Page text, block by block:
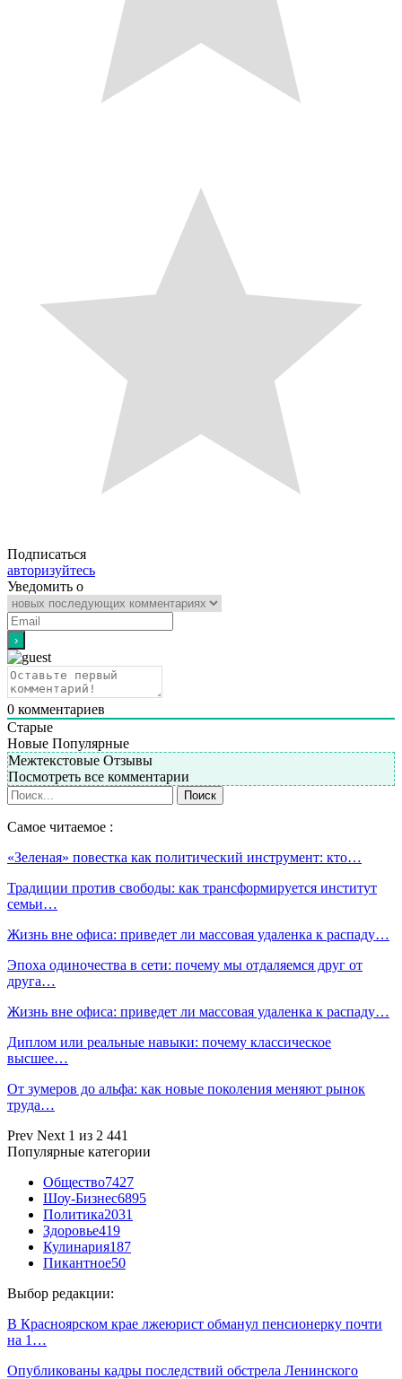
Подписаться
авторизуйтесь
Уведомить о
0 комментариев
Старые
Новые Популярные
Межтекстовые Отзывы
Посмотреть все комментарии
Самое читаемое :
«Зеленая» повестка как политический инструмент: кто…
Традиции против свободы: как трансформируется институт
семьи…
Жизнь вне офиса: приведет ли массовая удаленка к распаду…
Эпоха одиночества в сети: почему мы отдаляемся друг от
друга…
Жизнь вне офиса: приведет ли массовая удаленка к распаду…
Диплом или реальные навыки: почему классическое
высшее…
От зумеров до альфа: как новые поколения меняют рынок
труда…
Prev Next 1 из 2 441
Популярные категории
Общество7427
Шоу-Бизнес6895
Политика2031
Здоровье419
Кулинария187
Пикантное50
Выбор редакции:
В Красноярском крае лжеюрист обманул пенсионерку почти
на 1…
Опубликованы кадры последствий обстрела Ленинского